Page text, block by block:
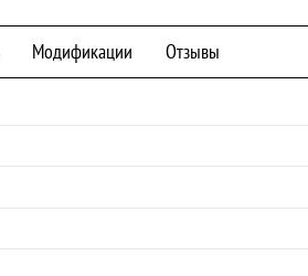
Модификации Отзывы